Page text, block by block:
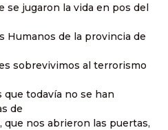
se jugaron la vida en pos del
Humanos de la provincia de
sobrevivimos al terrorismo
todavía no se han
de
nos abrieron las puertas,